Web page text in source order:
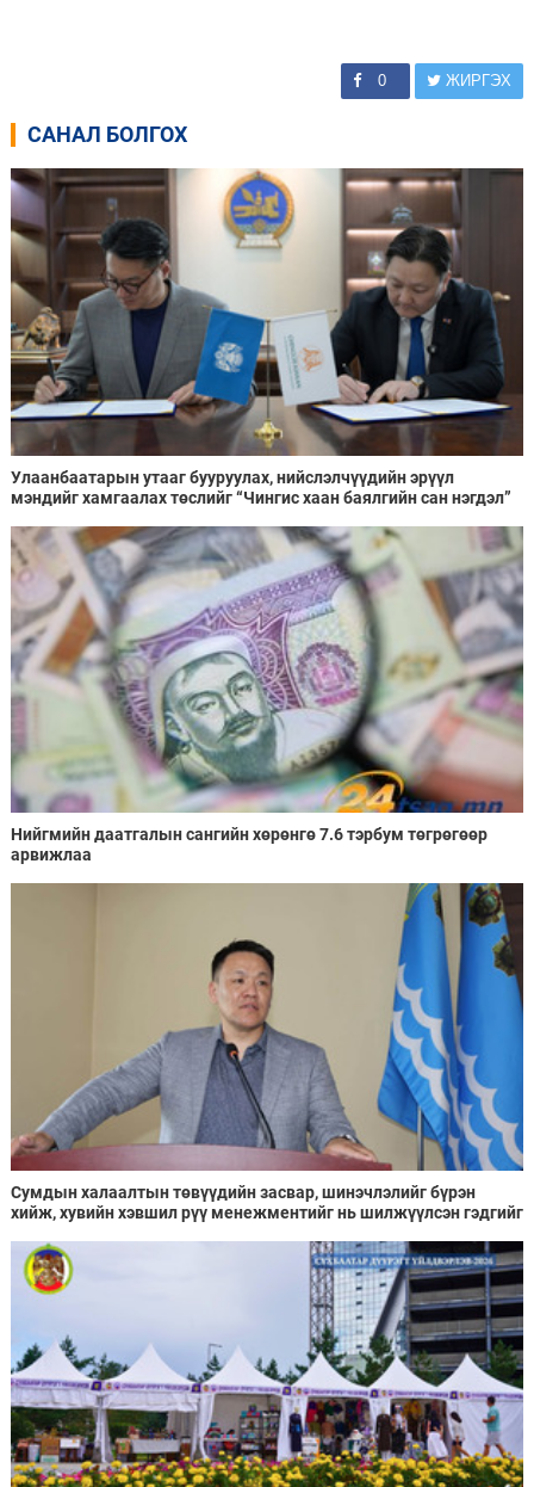
0 ЖИРГЭХ
САНАЛ БОЛГОХ
Улаанбаатарын утааг бууруулах, нийслэлчүүдийн эрүүл
мэндийг хамгаалах төслийг “Чингис хаан баялгийн сан нэгдэл”
Нийгмийн даатгалын сангийн хөрөнгө 7.6 тэрбум төгрөгөөр
арвижлаа
Сумдын халаалтын төвүүдийн засвар, шинэчлэлийг бүрэн
хийж, хувийн хэвшил рүү менежментийг нь шилжүүлсэн гэдгийг